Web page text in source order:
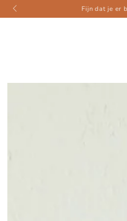
ZUM INHALT
SPRINGEN
Fijn dat je er